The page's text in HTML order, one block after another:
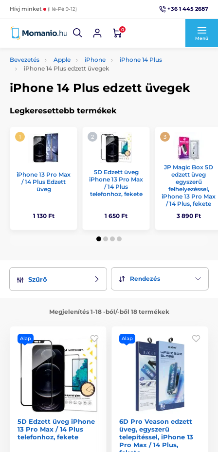
Hívj minket (Hé-Pé 9-12) +36 1 445 2687
0
Menü
Bevezetés Apple iPhone
iPhone 14 Plus
iPhone 14 Plus edzett üvegek
iPhone 14 Plus edzett üvegek
Legkeresettebb termékek
iPhone 13 Pro Max
/ 14 Plus Edzett
üveg
1 130 Ft
5D Edzett üveg
iPhone 13 Pro Max
/ 14 Plus
telefonhoz, fekete
1 650 Ft
JP Magic Box 5D
edzett üveg
egyszerű
felhelyezéssel,
iPhone 13 Pro Max
/ 14 Plus, fekete
3 890 Ft
Szűrő Rendezés
Megjelenítés 1-18 -ból/-ből 18 termékek
Alap
5D Edzett üveg iPhone
13 Pro Max / 14 Plus
telefonhoz, fekete
Alap
6D Pro Veason edzett
üveg, egyszerű
telepítéssel, iPhone 13
Pro Max / 14 Plus,